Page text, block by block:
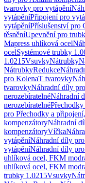
tvarovky pro vytápění
vytápěníPřipojení pro
vytápěníPříslušenství pro
těsněníUpevnění pro
Mapress uhlíková ocel
ocelSystémové trubky
1.0215VsuvkyNátrubky
NátrubkyRedukce
pro KolenaT tvarovky
tvarovkyNáhradní díly
nerozebíratelnéNáhradní
nerozebíratelné
pro Přechodky a
kompenzátoryNáhradní
kompenzátoryVíčka
vytápěníNáhradní díly
vytápěníNáhradní díly
uhlíková ocel, FKM
uhlíková ocel, FKM
trubky 1.0215Vsuvky